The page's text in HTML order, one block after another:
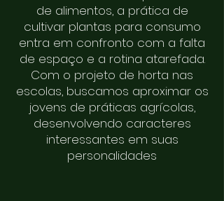
de alimentos, a prática de
cultivar plantas para consumo
entra em confronto com a falta
de espaço e a rotina atarefada.
Com o projeto de horta nas
escolas, buscamos aproximar os
jovens de práticas agrícolas,
desenvolvendo caracteres
interessantes em suas
personalidades